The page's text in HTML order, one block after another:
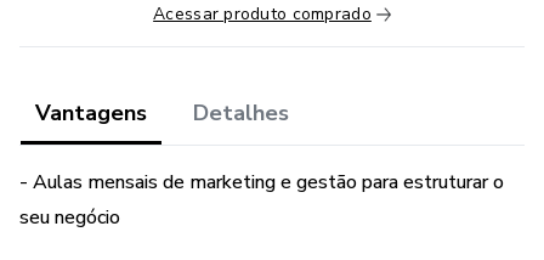
público, educando sobre a importância dos cuidados bucais
e incentivando consultas regulares.
O Club Odonto Fácil também oferece planos exclusivos
(Plus e Premium) que incluem design gráfico personalizado
para posts, permitindo que os dentistas publiquem
conteúdos visualmente atrativos sem precisar dedicar
muito tempo à criação de peças. Isso garante consistência
Acessar produto comprado
Vantagens Detalhes
- Aulas mensais de marketing e gestão para estruturar o
seu negócio